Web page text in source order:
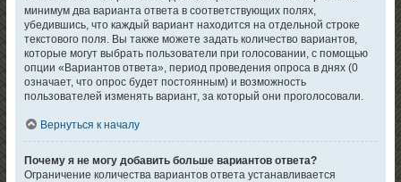
минимум два варианта ответа в соответствующих полях,
убедившись, что каждый вариант находится на отдельной строке
текстового поля. Вы также можете задать количество вариантов,
которые могут выбрать пользователи при голосовании, с помощью
опции «Вариантов ответа», период проведения опроса в днях (0
означает, что опрос будет постоянным) и возможность
пользователей изменять вариант, за который они проголосовали.
Вернуться к началу
Почему я не могу добавить больше вариантов ответа?
Ограничение количества вариантов ответа устанавливается